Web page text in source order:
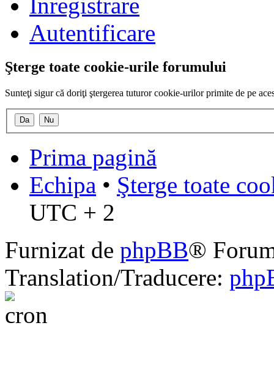
Înregistrare
Autentificare
Şterge toate cookie-urile forumului
Sunteţi sigur că doriţi ştergerea tuturor cookie-urilor primite de pe
Prima pagină
Echipa • Şterge toate
UTC + 2
Furnizat de phpBB®
Translation/Traducere: